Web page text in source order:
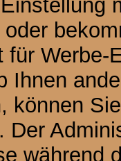
für
Ihnen
können
Der
während